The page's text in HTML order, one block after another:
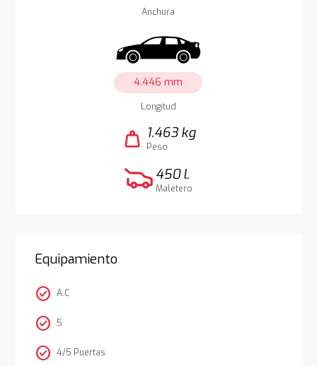
Anchura
4.446 mm
Longitud
weight 1.463 kg
Peso
450 l.
Maletero
Equipamiento
check_circle A.C
check_circle 5
check_circle 4/5 Puertas